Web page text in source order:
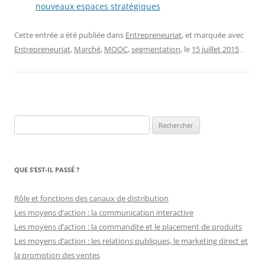
nouveaux espaces stratégiques
Cette entrée a été publiée dans Entrepreneuriat, et marquée avec
Entrepreneuriat, Marché, MOOC,segmentation, le 15 juillet 2015 .
QUE S’EST-IL PASSÉ ?
Rôle et fonctions des canaux de distribution
Les moyens d’action : la communication interactive
Les moyens d’action : la commandite et le placement de produits
Les moyens d’action : les relations publiques, le marketing direct et
la promotion des ventes